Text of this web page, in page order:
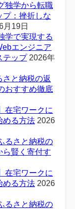
独学から転職
プ：挫折しな
月19日
学で実現する
エンジニア
テップ 2026年
さと納税の返
おすすめ徹底
在宅ワークに
める方法 2026
るさと納税の
ら賢く寄付す
在宅ワークに
める方法 2026
るさと納税の